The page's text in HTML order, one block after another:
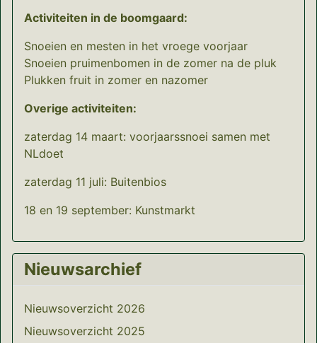
Activiteiten in de boomgaard:
Snoeien en mesten in het vroege voorjaar
Snoeien pruimenbomen in de zomer na de pluk
Plukken fruit in zomer en nazomer
Overige activiteiten:
zaterdag 14 maart: voorjaarssnoei samen met
NLdoet
zaterdag 11 juli: Buitenbios
18 en 19 september: Kunstmarkt
Nieuwsarchief
Nieuwsoverzicht 2026
Nieuwsoverzicht 2025